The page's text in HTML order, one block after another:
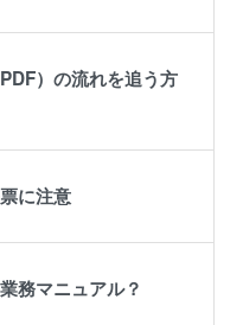
）の流れを追う方
に注意
務マニュアル？